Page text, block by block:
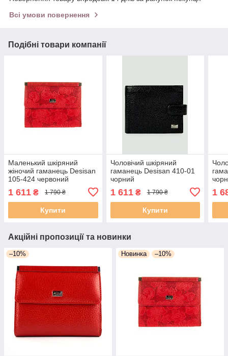
Всі умови повернення
Подібні товари компанії
Маленький шкіряний
жіночий гаманець Desisan
105-424 червоний
1 611 ₴ 1 790 ₴
Купити
Чоловічий шкіряний
гаманець Desisan 410-01
чорний
1 611₴ 1 790 ₴
Купити
1
Акційні пропозиції та новинки
–10% Новинка –10%